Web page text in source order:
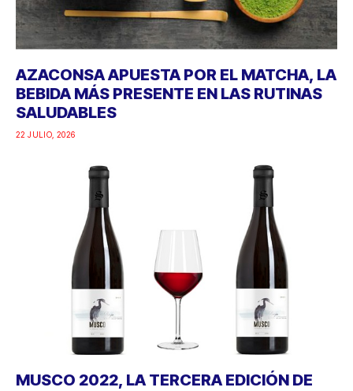
AZACONSA APUESTA POR EL MATCHA, LA
BEBIDA MÁS PRESENTE EN LAS RUTINAS
SALUDABLES
22 JULIO, 2026
MUSCO 2022, LA TERCERA EDICIÓN DE